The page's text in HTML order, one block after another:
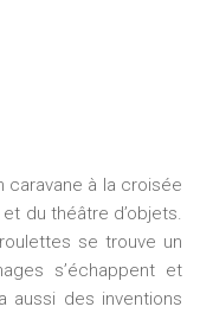
caravane à la croisée
du théâtre d’objets.
se trouve un
s’échappent et
aussi des inventions